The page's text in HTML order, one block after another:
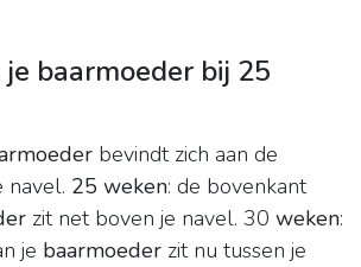
baarmoeder bij 25
bevindt zich aan de
navel. 25 weken: de bovenkant
zit net boven je navel. 30 weken:
je baarmoeder zit nu tussen je